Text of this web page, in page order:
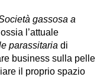
gassosa a
l’attuale
parassitaria di
business sulla pelle
il proprio spazio